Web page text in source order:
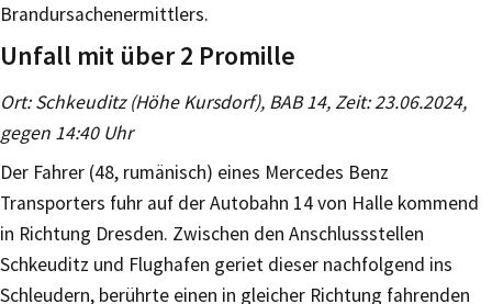
Brandursachenermittlers.
Unfall mit über 2 Promille
Ort: Schkeuditz (Höhe Kursdorf), BAB 14, Zeit: 23.06.2024,
gegen 14:40 Uhr
Der Fahrer (48, rumänisch) eines Mercedes Benz
Transporters fuhr auf der Autobahn 14 von Halle kommend
in Richtung Dresden. Zwischen den Anschlussstellen
Schkeuditz und Flughafen geriet dieser nachfolgend ins
Schleudern, berührte einen in gleicher Richtung fahrenden